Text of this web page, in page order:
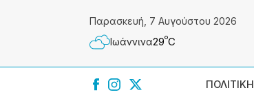
Παρασκευή, 7 Αυγούστου 2026
Ιωάννɩνα29ºC
ΠΟΛΙΤΙΚΗ